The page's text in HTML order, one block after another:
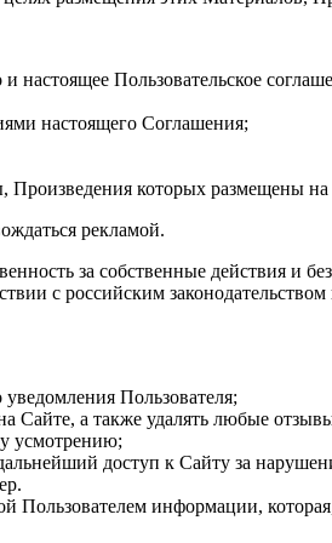
настоящее Пользовательское
настоящего Соглашения;
Произведения которых размещены
рекламой.
за собственные действия и
с российским
уведомления Пользователя;
а также удалять любые
усмотрению;
доступ к Сайту за
информации,